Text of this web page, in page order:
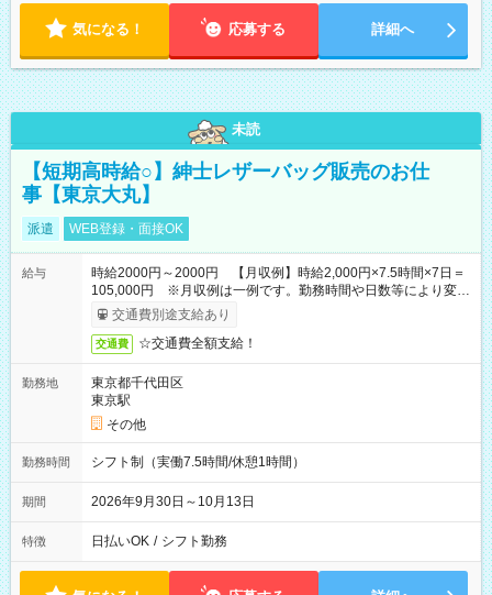
気になる！ 応募する 詳細へ
未読
【短期高時給○】紳士レザーバッグ販売のお仕
事【東京大丸】
派遣 WEB登録・面接OK
給与
時給2000円～2000円 【月収例】時給2,000円×7.5時間×7日＝
105,000円 ※月収例は一例です。勤務時間や日数等により変動
いたします。
交通費別途支給あり
交通費 ☆交通費全額支給！
勤務地
東京都千代田区
東京駅
その他
勤務時間 シフト制（実働7.5時間/休憩1時間）
期間 2026年9月30日～10月13日
特徴 日払いOK / シフト勤務